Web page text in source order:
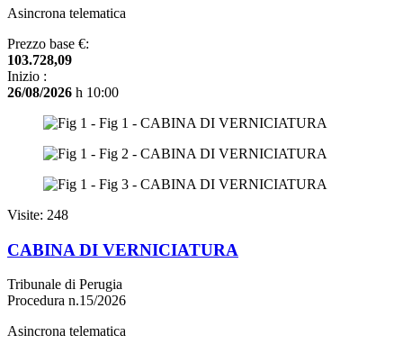
Asincrona telematica
Prezzo base €:
103.728,09
Inizio :
26/08/2026 h 10:00
Visite: 248
CABINA DI VERNICIATURA
Tribunale di Perugia
Procedura n.15/2026
Asincrona telematica